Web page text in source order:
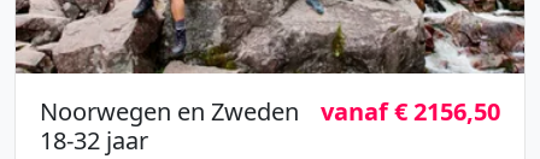
Noorwegen en Zweden
18-32 jaar
vanaf € 2156,50